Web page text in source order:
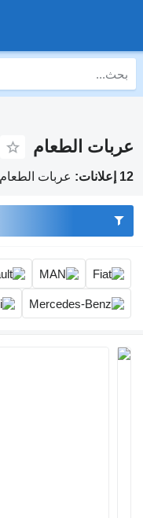
عربات الطعام
12 إعلانات: عربات